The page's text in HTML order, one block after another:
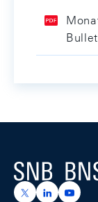
Logo
https://x.com/
https://